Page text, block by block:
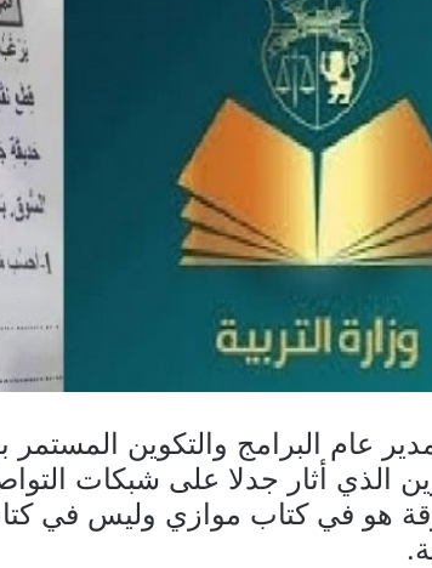
عام البرامج والتكوين المستمر
الذي أثار جدلا على شبكات
هو في كتاب موازي وليس في